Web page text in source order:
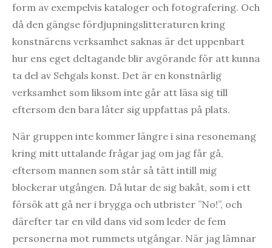
form av exempelvis kataloger och fotografering. Och
då den gängse fördjupningslitteraturen kring
konstnärens verksamhet saknas är det uppenbart
hur ens eget deltagande blir avgörande för att kunna
ta del av Sehgals konst. Det är en konstnärlig
verksamhet som liksom inte går att läsa sig till
eftersom den bara låter sig uppfattas på plats.
När gruppen inte kommer längre i sina resonemang
kring mitt uttalande frågar jag om jag får gå,
eftersom mannen som står så tätt intill mig
blockerar utgången. Då lutar de sig bakåt, som i ett
försök att gå ner i brygga och utbrister ”No!”, och
därefter tar en vild dans vid som leder de fem
personerna mot rummets utgångar. När jag lämnar